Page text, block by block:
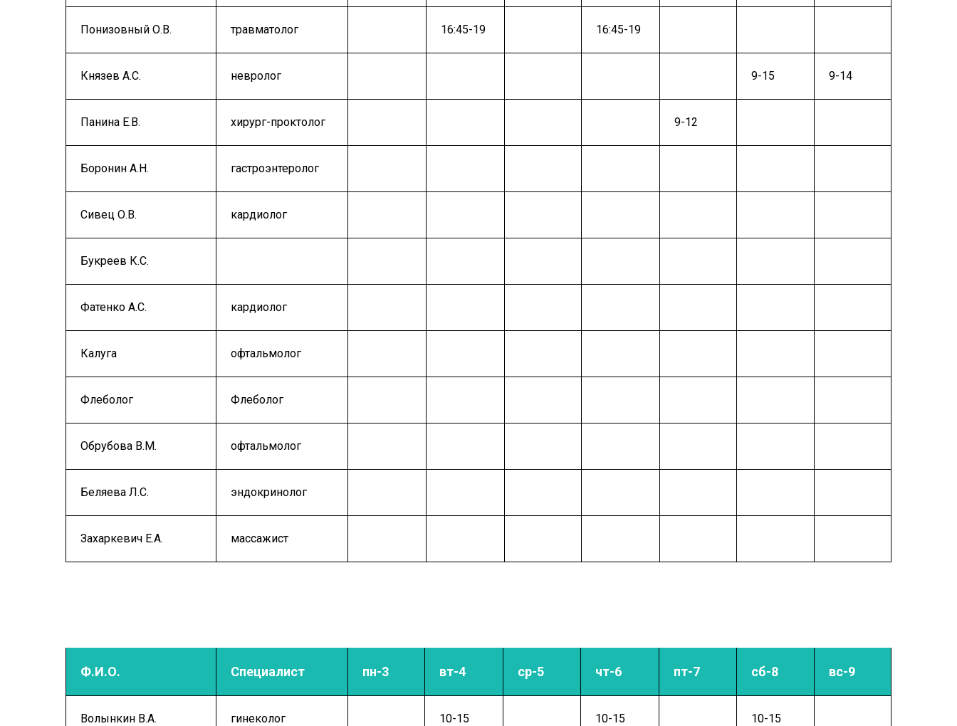
Понизовный О.В. травматолог 16:45-19 16:45-19
Князев А.С. невролог 9-15 9-14
Панина Е.В. хирург-проктолог 9-12
Боронин А.Н. гастроэнтеролог
Сивец О.В. кардиолог
Букреев К.С.
Фатенко А.С. кардиолог
Калуга офтальмолог
Флеболог Флеболог
Обрубова В.М. офтальмолог
Беляева Л.С. эндокринолог
Захаркевич Е.А. массажист
Ф.И.О. Специалист пн-3 вт-4 ср-5 чт-6 пт-7 сб-8 вс-9
Волынкин В.А. гинеколог 10-15 10-15 10-15